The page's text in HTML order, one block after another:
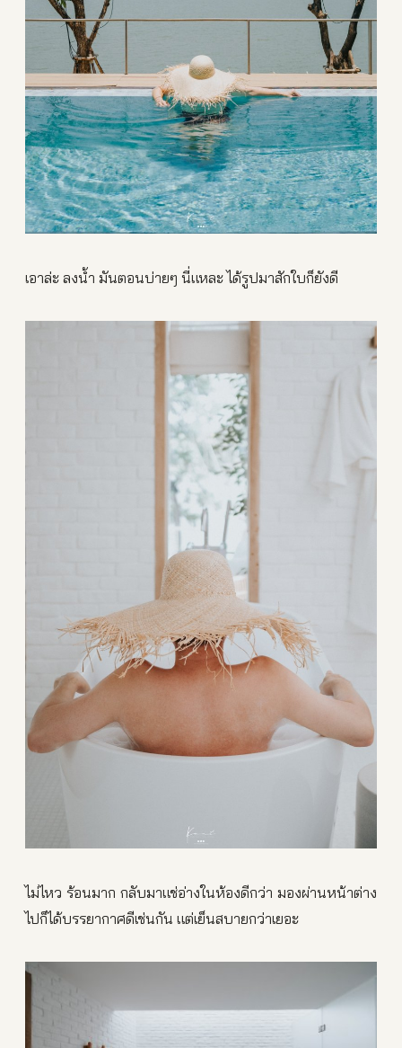
เอาล่ะ ลงน้ำ มันตอนบ่ายๆ นี่แหละ ได้รูปมาสักใบก็ยังดี
ไม่ไหว ร้อนมาก กลับมาแช่อ่างในห้องดีกว่า มองผ่านหน้าต่าง
ไปก็ได้บรรยากาศดีเช่นกัน แต่เย็นสบายกว่าเยอะ